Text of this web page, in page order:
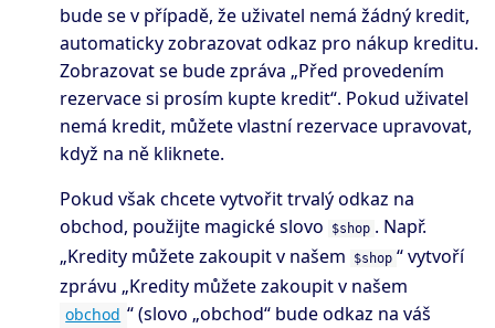
bude se v případě, že uživatel nemá žádný kredit,
automaticky zobrazovat odkaz pro nákup kreditu.
Zobrazovat se bude zpráva „Před provedením
rezervace si prosím kupte kredit“. Pokud uživatel
nemá kredit, můžete vlastní rezervace upravovat,
když na ně kliknete.
Pokud však chcete vytvořit trvalý odkaz na
obchod, použijte magické slovo
$shop . Např.
„Kredity můžete zakoupit v našem
$shop “ vytvoří
zprávu „Kredity můžete zakoupit v našem
obchod “ (slovo „obchod“ bude odkaz na váš